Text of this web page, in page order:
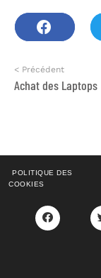
< Précédent
Achat des Laptops
POLITIQUE DES
COOKIES